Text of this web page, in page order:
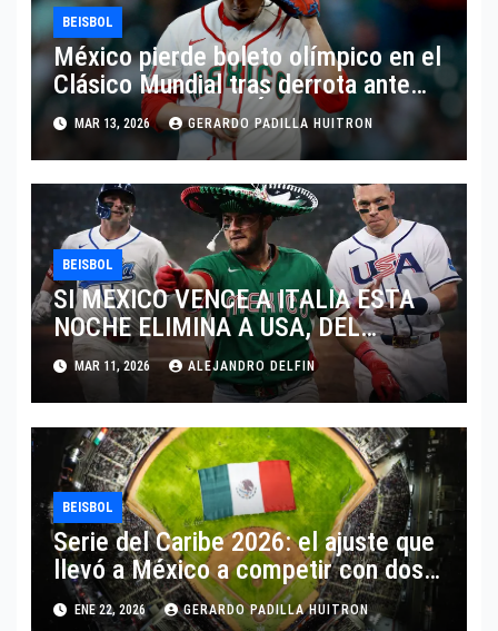
BEISBOL
México pierde boleto olímpico en el
Clásico Mundial tras derrota ante
Italia rumbo a Los Ángeles 2028
MAR 13, 2026 GERARDO PADILLA HUITRON
BEISBOL
SI MEXICO VENCE A ITALIA ESTA
NOCHE ELIMINA A USA, DEL
MUNDIAL DE BEISBOL 2026
MAR 11, 2026 ALEJANDRO DELFIN
BEISBOL
Serie del Caribe 2026: el ajuste que
llevó a México a competir con dos
equipos
ENE 22, 2026 GERARDO PADILLA HUITRON